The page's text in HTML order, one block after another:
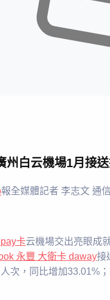
白云機場1月接
報全媒體記者 李志文 通
卡云機場交出亮眼成
永豐 大衛卡 daway接
次，同比增加33.01%